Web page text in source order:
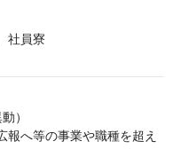
社員寮
）
報へ等の事業や職種を超え